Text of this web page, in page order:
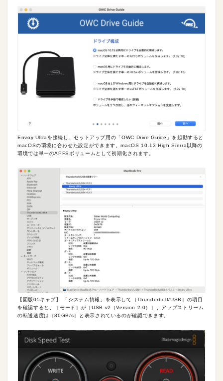
Envoy Ultraを接続し、セットアップ用の「OWC Drive Guide」を起動すると
macOSの環境に合わせた設定ができます。macOS 10.13 High Sierra以降の
環境では単一のAPFSボリュームとして初期化されます。
【図版05キャプ】 「システム情報」を表示して［Thunderbolt/USB］の項目
を確認すると、［モード］が［USB v2（Version 2.0）］、アップストリーム
の転送速度は［80GB/s］と表示されているのが確認できます。